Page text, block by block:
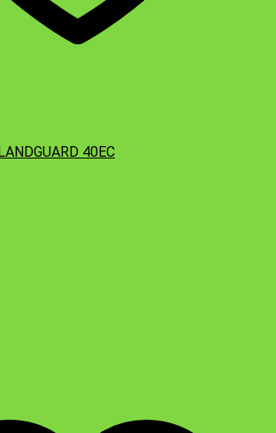
40EC